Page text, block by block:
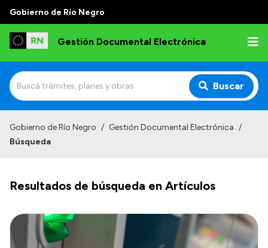
Gobierno de Río Negro
Gestión Documental Electrónica
Buscar
Normativa
Gobierno de Río Negro / Gestión Documental Electrónica /
Búsqueda
Resultados de búsqueda en Artículos